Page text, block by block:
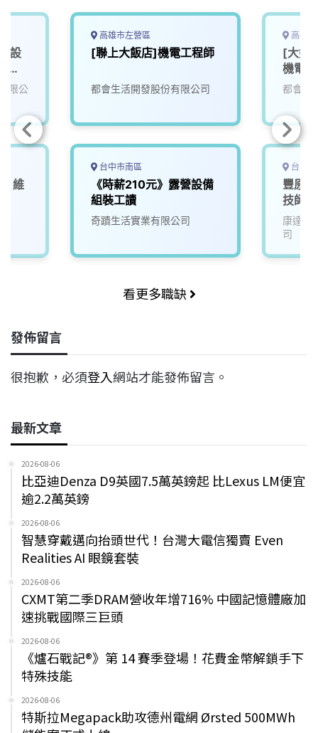
設
新
限公
維
高雄市左營區
[聯上大飯店]機電工程師
都會生活開發股份有限公司
台中市南區
《時薪210元》露營設備
組裝工讀
奇蹟生活實業有限公司
高雄
[大好
機電
都會生
台中
豐原
技師&
康達盛
司
看更多職缺
發佈留言
很抱歉，必須登入網站才能發佈留言。
最新文章
2026-08-06
比亞迪Denza D9英國7.5萬英鎊起 比Lexus LM便宜
逾2.2萬英鎊
2026-08-06
智慧穿戴邁向抬頭世代！台灣大電信獨賣 Even
Realities AI 眼鏡套裝
2026-08-06
CXMT第二季DRAM營收年增716% 中國記憶體廠加
速挑戰國際三巨頭
2026-08-06
《爐石戰記®》第 14 賽季登場！花費金幣解鎖手下
特殊技能
2026-08-06
特斯拉Megapack助攻德州電網 Ørsted 500MWh